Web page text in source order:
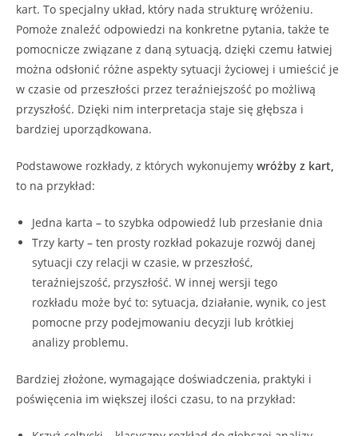
kart. To specjalny układ, który nada strukturę wróżeniu.
Pomoże znaleźć odpowiedzi na konkretne pytania, także te
pomocnicze związane z daną sytuacją, dzięki czemu łatwiej
można odsłonić różne aspekty sytuacji życiowej i umieścić je
w czasie od przeszłości przez teraźniejszość po możliwą
przyszłość. Dzięki nim interpretacja staje się głębsza i
bardziej uporządkowana.
Podstawowe rozkłady, z których wykonujemy wróżby z kart,
to na przykład:
Jedna karta – to szybka odpowiedź lub przesłanie dnia
Trzy karty – ten prosty rozkład pokazuje rozwój danej
sytuacji czy relacji w czasie, w przeszłość,
teraźniejszość, przyszłość. W innej wersji tego
rozkładu może być to: sytuacja, działanie, wynik, co jest
pomocne przy podejmowaniu decyzji lub krótkiej
analizy problemu.
Bardziej złożone, wymagające doświadczenia, praktyki i
poświęcenia im większej ilości czasu, to na przykład: